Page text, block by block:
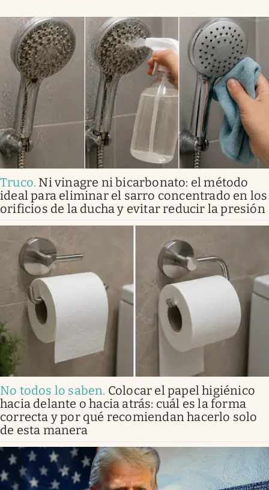
Truco. Ni vinagre ni bicarbonato: el método
ideal para eliminar el sarro concentrado en los
orificios de la ducha y evitar reducir la presión
No todos lo saben. Colocar el papel higiénico
hacia delante o hacia atrás: cuál es la forma
correcta y por qué recomiendan hacerlo solo
de esta manera